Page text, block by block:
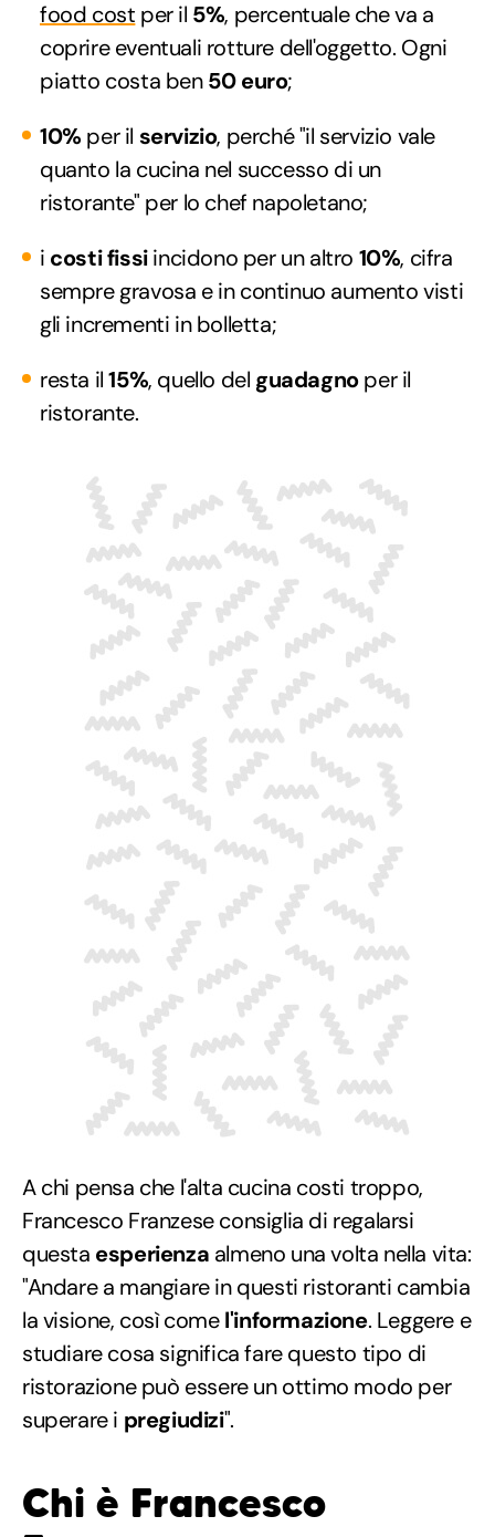
food cost per il 5%, percentuale che va a
coprire eventuali rotture dell'oggetto. Ogni
piatto costa ben50 euro;
10% per il servizio, perché "il servizio vale
quanto la cucina nel successo di un
ristorante" per lo chef napoletano;
i costi fissiincidono per un altro 10%, cifra
sempre gravosa e in continuo aumento visti
gli incrementi in bolletta;
resta il15%, quello del guadagnoper il
ristorante.
A chi pensa che l'alta cucina costi troppo,
Francesco Franzese consiglia di regalarsi
questa esperienza almeno una volta nella vita:
"Andare a mangiare in questi ristoranti cambia
la visione, così comel'informazione. Leggere e
studiare cosa significa fare questo tipo di
ristorazione può essere un ottimo modo per
superare i pregiudizi".
Chi è Francesco